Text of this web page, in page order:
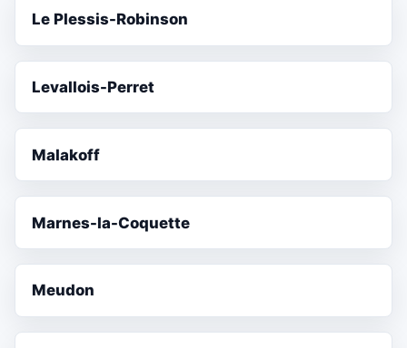
Le Plessis-Robinson
Levallois-Perret
Malakoff
Marnes-la-Coquette
Meudon